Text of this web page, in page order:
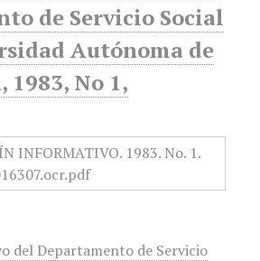
de Servicio Social
Autónoma de
1983, No 1,
del Departamento de Servicio